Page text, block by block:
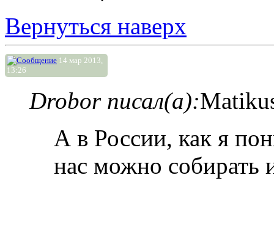
Вернуться наверх
14 мар 2013,
13:26
Drobor писал(а):
А в России, как я
нас можно